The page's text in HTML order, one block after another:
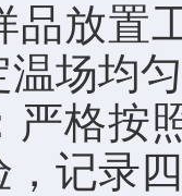
品放置
温场均
严格按
，记录